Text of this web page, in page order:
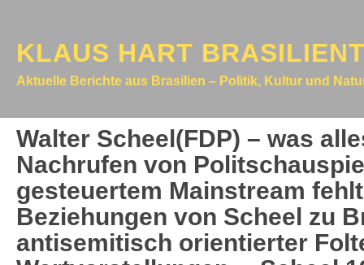
KLAUS HART
Aktuelle Berichte aus Brasilien – Politik, Kultur und
Walter Scheel(FDP) – was
Nachrufen von
gesteuertem Mainstream
Beziehungen von Scheel zu
antisemitisch orientierter